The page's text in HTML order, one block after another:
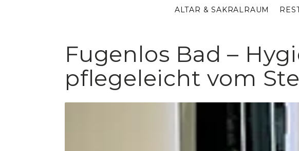
ALTAR & SAKRALRAUM
Fugenlos Bad –
pflegeleicht vom